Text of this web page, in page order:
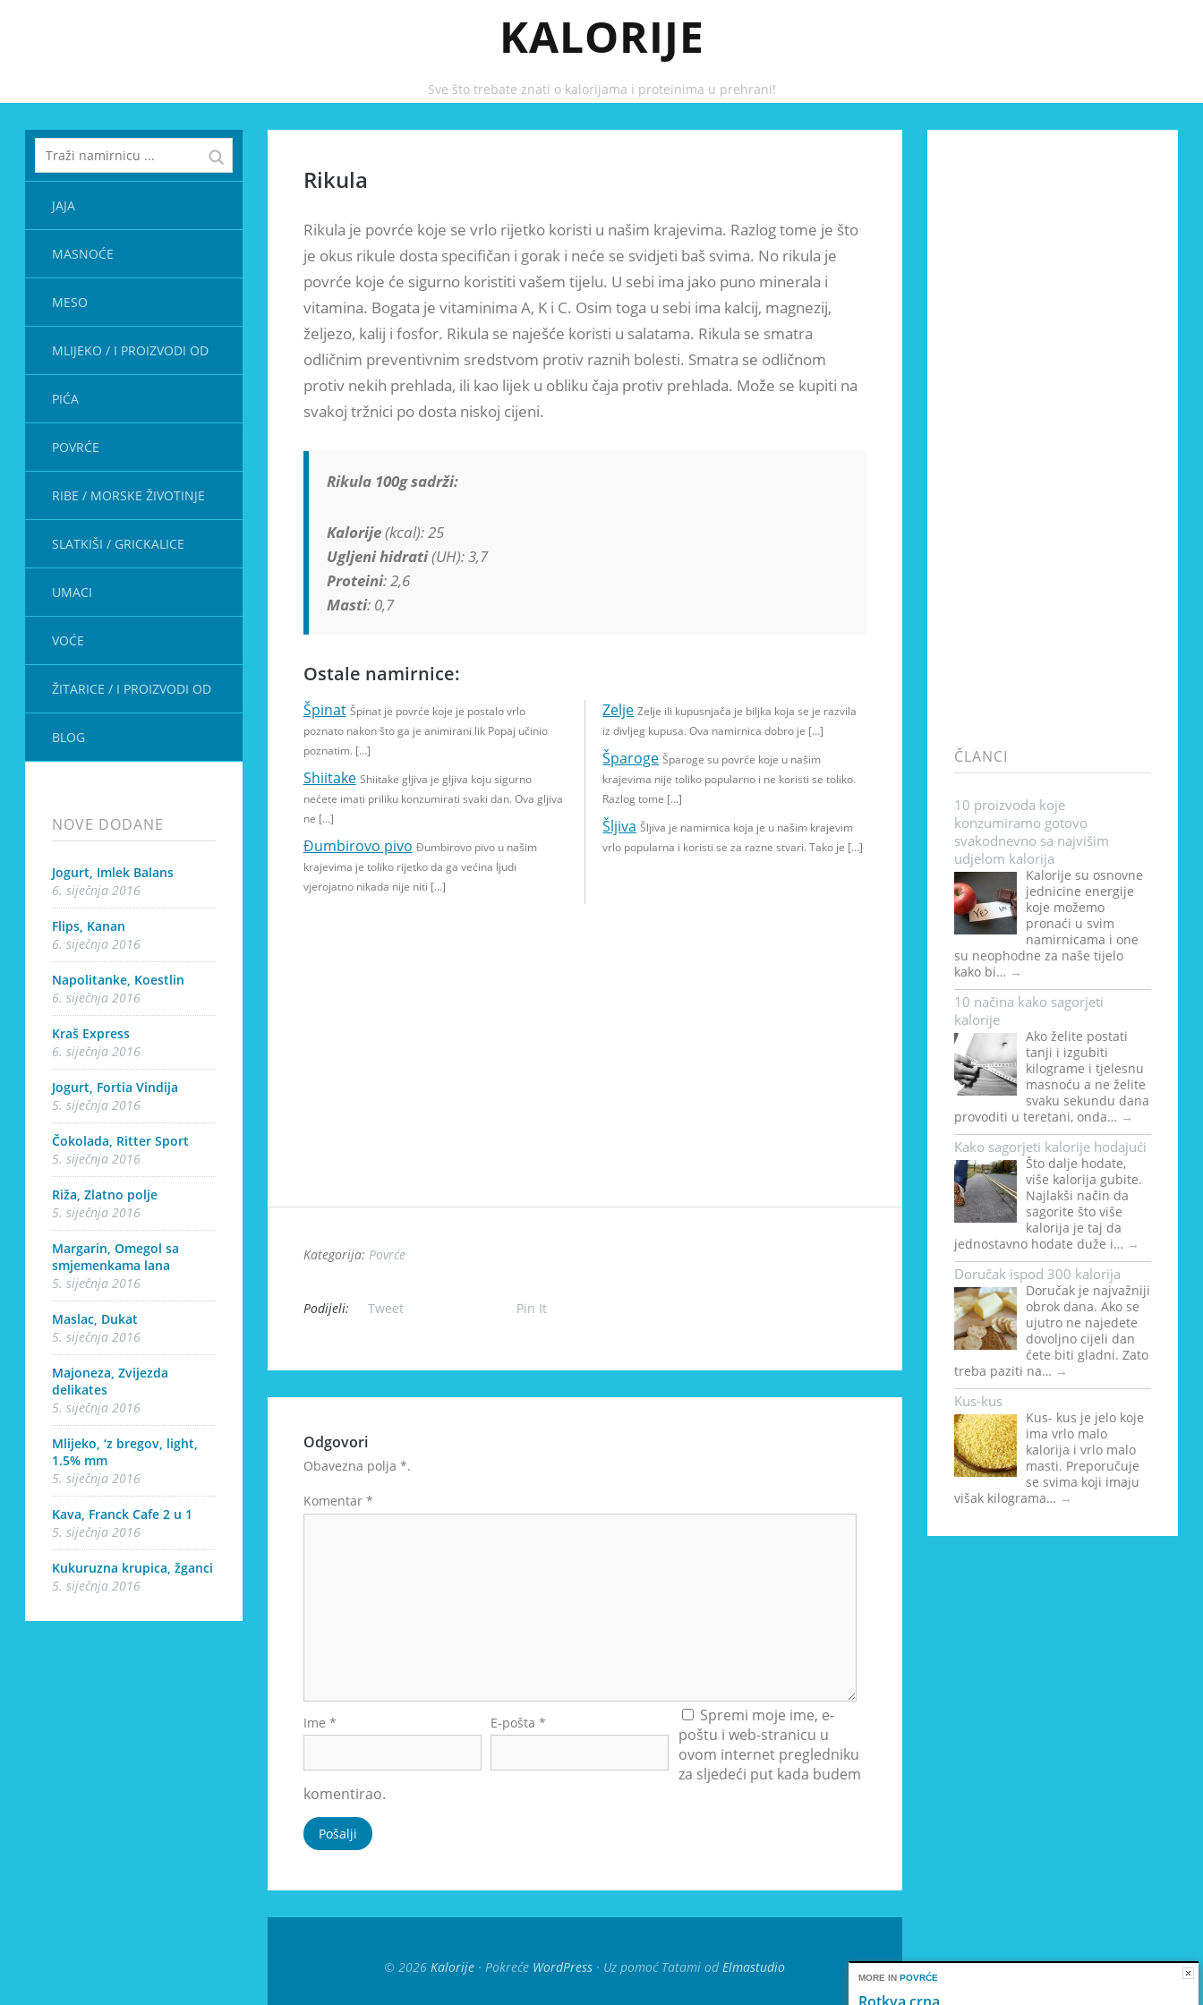
KALORIJE
Sve što trebate znati o kalorijama i proteinima u prehrani!
JAJA
MASNOĆE
MESO
MLIJEKO / I PROIZVODI OD
PIĆA
POVRĆE
RIBE / MORSKE ŽIVOTINJE
SLATKIŠI / GRICKALICE
UMACI
VOĆE
ŽITARICE / I PROIZVODI OD
BLOG
NOVE DODANE
Jogurt, Imlek Balans
6. siječnja 2016
Flips, Kanan
6. siječnja 2016
Napolitanke, Koestlin
6. siječnja 2016
Kraš Express
6. siječnja 2016
Jogurt, Fortia Vindija
5. siječnja 2016
Čokolada, Ritter Sport
5. siječnja 2016
Riža, Zlatno polje
5. siječnja 2016
Margarin, Omegol sa
smjemenkama lana
5. siječnja 2016
Maslac, Dukat
5. siječnja 2016
Majoneza, Zvijezda
delikates
5. siječnja 2016
Mlijeko, ‘z bregov, light,
1.5% mm
5. siječnja 2016
Kava, Franck Cafe 2 u 1
5. siječnja 2016
Kukuruzna krupica, žganci
5. siječnja 2016
Rikula
Rikula je povrće koje se vrlo rijetko koristi u našim krajevima. Razlog tome je što
je okus rikule dosta specifičan i gorak i neće se svidjeti baš svima. No rikula je
povrće koje će sigurno koristiti vašem tijelu. U sebi ima jako puno minerala i
vitamina. Bogata je vitaminima A, K i C. Osim toga u sebi ima kalcij, magnezij,
željezo, kalij i fosfor. Rikula se naješće koristi u salatama. Rikula se smatra
odličnim preventivnim sredstvom protiv raznih bolesti. Smatra se odličnom
protiv nekih prehlada, ili kao lijek u obliku čaja protiv prehlada. Može se kupiti na
svakoj tržnici po dosta niskoj cijeni.
Rikula 100g sadrži:
Kalorije(kcal): 25
Ugljeni hidrati(UH): 3,7
Proteini: 2,6
Masti: 0,7
Ostale namirnice:
Špinat Špinat je povrće koje je postalo vrlo
poznato nakon što ga je animirani lik Popaj učinio
poznatim. […]
Shiitake Shiitake gljiva je gljiva koju sigurno
nećete imati priliku konzumirati svaki dan. Ova gljiva
ne […]
Đumbirovo pivo Đumbirovo pivo u našim
krajevima je toliko rijetko da ga većina ljudi
vjerojatno nikada nije niti […]
Zelje Zelje ili kupusnjača je biljka koja se je razvila
iz divljeg kupusa. Ova namirnica dobro je […]
Šparoge Šparoge su povrće koje u našim
krajevima nije toliko popularno i ne koristi se toliko.
Razlog tome […]
Šljiva Šljiva je namirnica koja je u našim krajevim
vrlo popularna i koristi se za razne stvari. Tako je […]
Kategorija: Povrće
Podijeli: Tweet Pin It
Odgovori
Obavezna polja *.
Komentar *
Ime * E-pošta*
Spremi moje ime, e-
poštu i web-stranicu u
ovom internet pregledniku
za sljedeći put kada budem
komentirao.
© 2026Kalorije Pokreće WordPress Uz pomoć Tatami odElmastudio
ČLANCI
10 proizvoda koje
konzumiramo gotovo
svakodnevno sa najvišim
udjelom kalorija
Kalorije su osnovne
jednicine energije
koje možemo
pronaći u svim
namirnicama i one
su neophodne za naše tijelo
kako bi… →
10 načina kako sagorjeti
kalorije
Ako želite postati
tanji i izgubiti
kilograme i tjelesnu
masnoću a ne želite
svaku sekundu dana
provoditi u teretani, onda… →
Kako sagorjeti kalorije hodajući
Što dalje hodate,
više kalorija gubite.
Najlakši način da
sagorite što više
kalorija je taj da
jednostavno hodate duže i… →
Doručak ispod 300 kalorija
Doručak je najvažniji
obrok dana. Ako se
ujutro ne najedete
dovoljno cijeli dan
ćete biti gladni. Zato
treba paziti na… →
Kus-kus
Kus- kus je jelo koje
ima vrlo malo
kalorija i vrlo malo
masti. Preporučuje
se svima koji imaju
višak kilograma… →
MORE IN POVRĆE